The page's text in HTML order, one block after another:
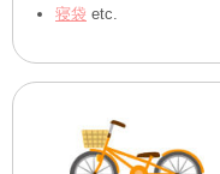
寝袋 etc.